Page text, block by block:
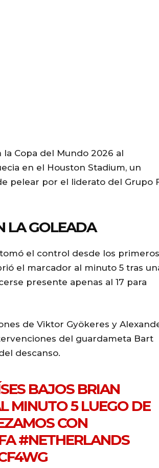
Copa del Mundo 2026 al
en el Houston Stadium, un
pelear por el liderato del Grupo
LA GOLEADA
el control desde los primeros
el marcador al minuto 5 tras
presente apenas al 17 para
de Viktor Gyökeres y
del guardameta Bart
descanso.
BAJOS BRIAN
MINUTO 5 LUEGO DE
CON
#NETHERLANDS